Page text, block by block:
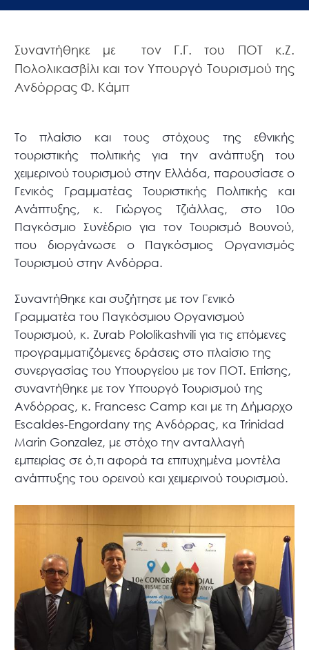
Συναντήθηκε με τον Γ.Γ. του ΠΟΤ κ.Ζ.
Πολολικασβίλι και τον Υπουργό Τουρισμού της
Ανδόρρας Φ. Κάμπ
Το πλαίσιο και τους στόχους της εθνικής
τουριστικής πολιτικής για την ανάπτυξη του
χειμερινού τουρισμού στην Ελλάδα, παρουσίασε ο
Γενικός Γραμματέας Τουριστικής Πολιτικής και
Ανάπτυξης, κ. Γιώργος Τζιάλλας, στο 10ο
Παγκόσμιο Συνέδριο για τον Τουρισμό Βουνού,
που διοργάνωσε ο Παγκόσμιος Οργανισμός
Τουρισμού στην Ανδόρρα.
Συναντήθηκε και συζήτησε με τον Γενικό
Γραμματέα του Παγκόσμιου Οργανισμού
Τουρισμού, κ. Zurab Pololikashvili για τις επόμενες
προγραμματιζόμενες δράσεις στο πλαίσιο της
συνεργασίας του Υπουργείου με τον ΠΟΤ. Επίσης,
συναντήθηκε με τον Υπουργό Τουρισμού της
Ανδόρρας, κ. Francesc Camp και με τη Δήμαρχο
Escaldes-Engordany της Ανδόρρας, κα Trinidad
Marin Gonzalez, με στόχο την ανταλλαγή
εμπειρίας σε ό,τι αφορά τα επιτυχημένα μοντέλα
ανάπτυξης του ορεινού και χειμερινού τουρισμού.